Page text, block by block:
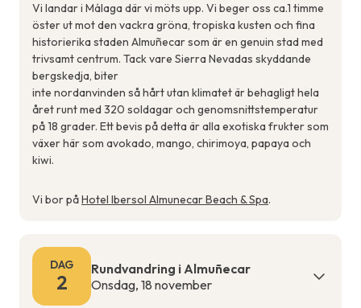
Vi landar i Málaga där vi möts upp. Vi beger oss ca.1 timme
öster ut mot den vackra gröna, tropiska kusten och fina
historierika staden Almuñecar som är en genuin stad med
trivsamt centrum. Tack vare Sierra Nevadas skyddande
bergskedja, biter
inte nordanvinden så hårt utan klimatet är behagligt hela
året runt med 320 soldagar och genomsnittstemperatur
på 18 grader. Ett bevis på detta är alla exotiska frukter som
växer här som avokado, mango, chirimoya, papaya och
kiwi.
Vi bor påHotel Ibersol Almunecar Beach & Spa.
DAG
2
Rundvandring i Almuñecar
Onsdag, 18 november